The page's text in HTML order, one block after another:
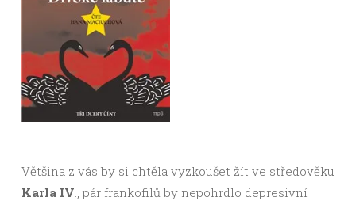
Většina z vás by si chtěla vyzkoušet žít ve středověku
Karla IV., pár frankofilů by nepohrdlo depresivní